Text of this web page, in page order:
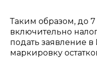
Таким образом, до 7
включительно
подать заявление
маркировку